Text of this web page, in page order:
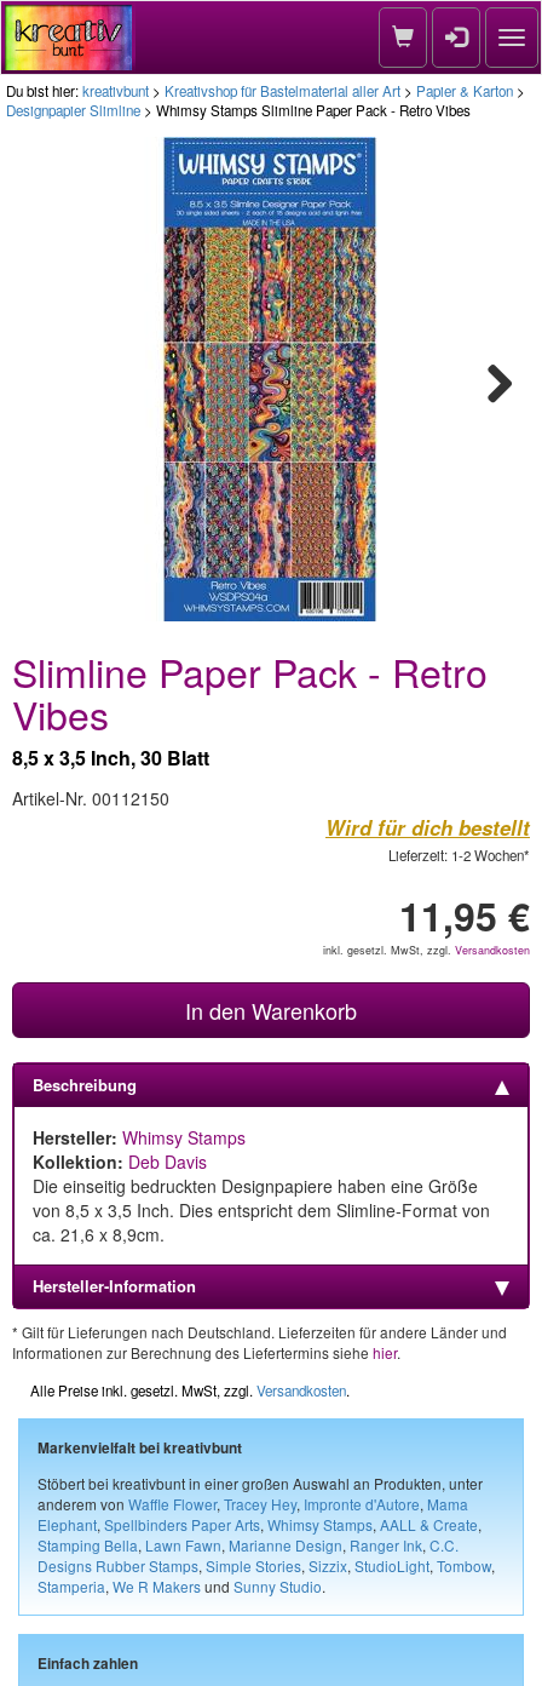
Du bist hier:kreativbunt > Kreativshop für Bastelmaterial aller Art > Papier & Karton >
Designpapier Slimline > Whimsy Stamps Slimline Paper Pack - Retro Vibes
Slimline Paper Pack - Retro
Vibes
8,5 x 3,5 Inch, 30 Blatt
Artikel-Nr. 00112150
Wird für dich bestellt
Lieferzeit: 1-2 Wochen*
11,95 €
inkl. gesetzl. MwSt, zzgl. Versandkosten
In den Warenkorb
Beschreibung
Hersteller: Whimsy Stamps
Kollektion: Deb Davis
Die einseitig bedruckten Designpapiere haben eine Größe
von 8,5 x 3,5 Inch. Dies entspricht dem Slimline-Format von
ca. 21,6 x 8,9cm.
Hersteller-Information
* Gilt für Lieferungen nach Deutschland. Lieferzeiten für andere Länder und
Informationen zur Berechnung des Liefertermins siehe hier.
Alle Preise inkl. gesetzl. MwSt, zzgl. Versandkosten.
Markenvielfalt bei kreativbunt
Stöbert bei kreativbunt in einer großen Auswahl an Produkten, unter
anderem von Waffle Flower, Tracey Hey, Impronte d'Autore, Mama
Elephant, Spellbinders Paper Arts, Whimsy Stamps, AALL & Create,
Stamping Bella, Lawn Fawn, Marianne Design, Ranger Ink, C.C.
Designs Rubber Stamps, Simple Stories, Sizzix, StudioLight, Tombow,
Stamperia, We R Makersund Sunny Studio.
Einfach zahlen